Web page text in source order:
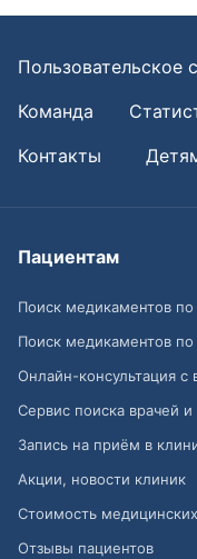
Пользовательское
Команда
Контакты
Пациентам
Поиск медикаментов
Поиск медикаментов по
Онлайн-консультация с
Сервис поиска врачей и
Запись на приём в
Акции, новости клиник
Стоимость
Отзывы пациентов